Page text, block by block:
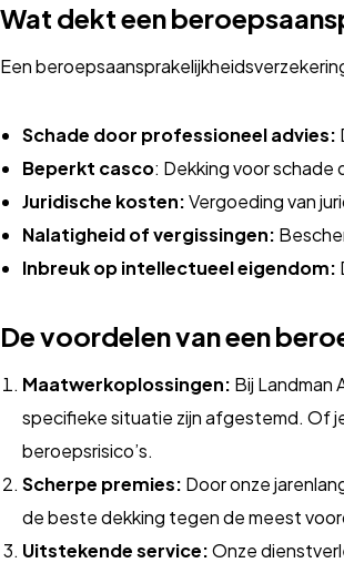
Wat dekt een
Een
Schade door professioneel advies:
Beperkt casco: Dekking voor schade
Juridische kosten:Vergoeding van
Nalatigheid of vergissingen:
Inbreuk op intellectueel eigendom:
De voordelen van een
Maatwerkoplossingen: Bij Landman
specifieke situatie zijn afgestemd. Of
beroepsrisico’s.
Scherpe premies: Door onze
de beste dekking tegen de meest
Uitstekende service:Onze